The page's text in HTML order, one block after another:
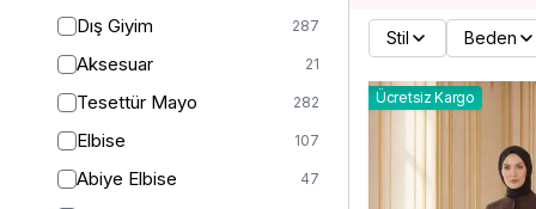
Dış Giyim 287
Aksesuar 21
Tesettür Mayo 282
Elbise 107
Abiye Elbise 47
Stil Beden
Ücretsiz Kargo